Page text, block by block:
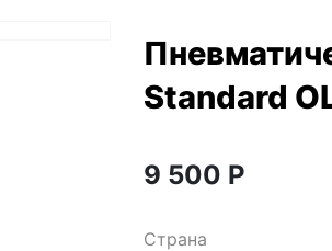
Standard
9 500 Р
Страна